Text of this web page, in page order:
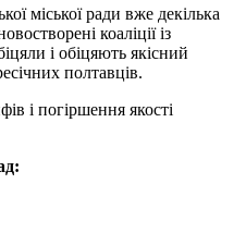
міської ради вже декілька
коаліції із
і обіцяють якісний
полтавців.
і погіршення якості